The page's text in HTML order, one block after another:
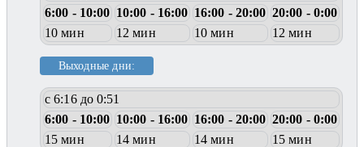
6:00 - 10:00 10:00 - 16:00 16:00 - 20:00 20:00 - 0:00
10 мин
12 мин 10 мин 12 мин
Выходные дни:
с 6:16 до 0:51
6:00 - 10:00 10:00 - 16:00 16:00 - 20:00 20:00 - 0:00
15 мин
14 мин 14 мин
15 мин